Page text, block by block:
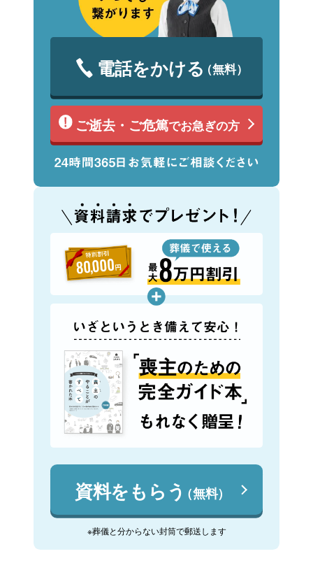
電話をかける（無料）
ご逝去・ご危篤でお急ぎの方
資料をもらう（無料）
※葬儀と分からない封筒で郵送します